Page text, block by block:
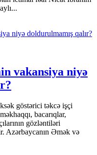
vakansiya niyə
göstərici təkcə işçi
bacarıqlar,
gözləntiləri
Azərbaycanın Əmək və